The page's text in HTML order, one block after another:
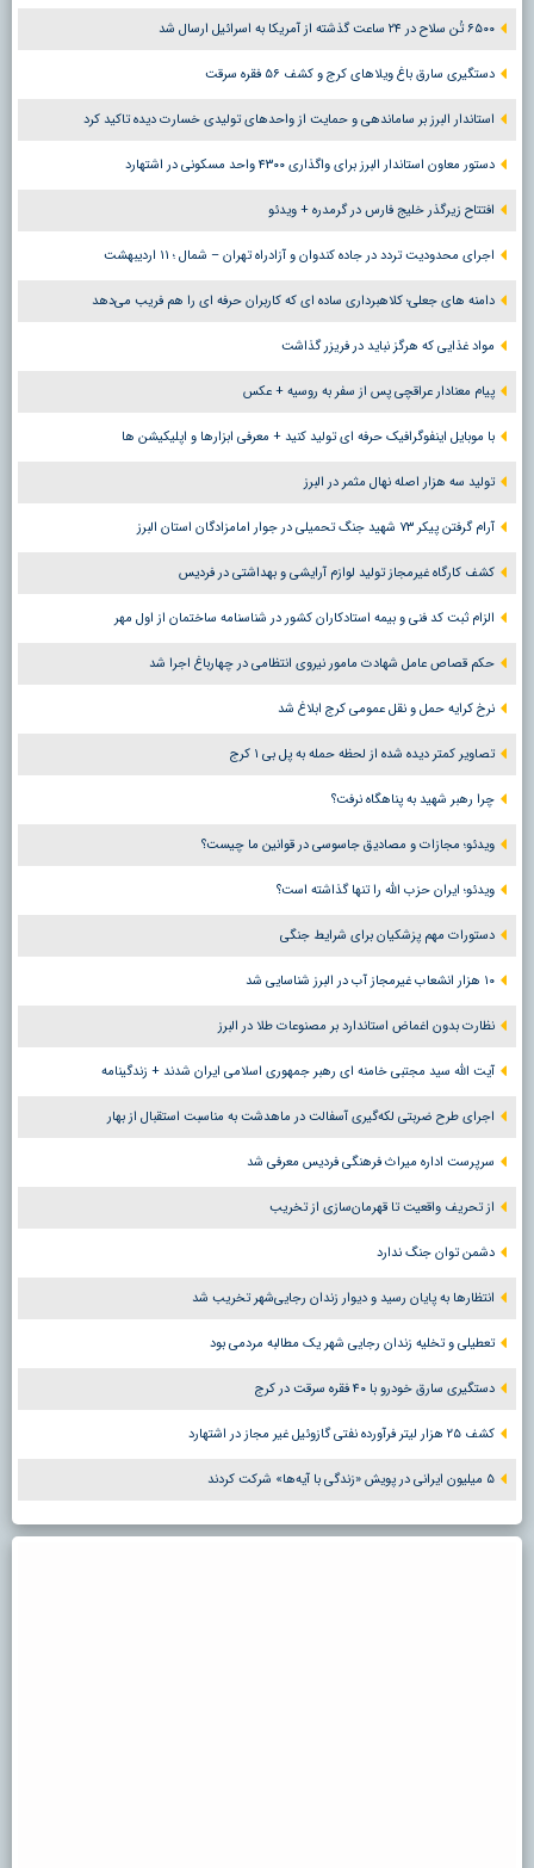
۶۵۰۰ تُن سلاح در ۲۴ ساعت گذشته از آمریکا به اسرائیل ارسال شد
دستگیری سارق باغ ویلاهای کرج و کشف ۵۶ فقره سرقت
استاندار البرز بر ساماندهی و حمایت از واحدهای تولیدی خسارت دیده تاکید کرد
دستور معاون استاندار البرز برای واگذاری ۴۳۰۰ واحد مسکونی در اشتهارد
افتتاح زیرگذر خلیج فارس در گرمدره + ویدئو
اجرای محدودیت تردد در جاده کندوان و آزادراه تهران – شمال ؛ ١١ اردیبهشت
دامنه های جعلی؛ کلاهبرداری ساده ای که کاربران حرفه ای را هم فریب می‌دهد
مواد غذایی که هرگز نباید در فریزر گذاشت
پیام معنادار عراقچی پس از سفر به روسیه + عکس
با موبایل اینفوگرافیک حرفه ای تولید کنید + معرفی ابزارها و اپلیکیشن ها
تولید سه هزار اصله نهال مثمر در البرز
آرام گرفتن پیکر ۷۳ شهید جنگ تحمیلی در جوار امامزادگان استان البرز
کشف کارگاه غیرمجاز تولید لوازم آرایشی و بهداشتی در فردیس
الزام ثبت کد فنی و بیمه استادکاران کشور در شناسنامه ساختمان از اول مهر
حکم قصاص عامل شهادت مامور نیروی انتظامی در چهارباغ اجرا شد
نرخ کرایه حمل و نقل عمومی کرج ابلاغ شد
تصاویر کمتر دیده شده از لحظه حمله به پل بی ۱ کرج
چرا رهبر شهید به پناهگاه نرفت؟
ویدئو؛ مجازات و مصادیق جاسوسی در قوانین ما چیست؟
ویدئو؛ ایران حزب الله را تنها گذاشته است؟
دستورات مهم پزشکیان برای شرایط جنگی
۱۰ هزار انشعاب غیرمجاز آب در البرز شناسایی شد
نظارت بدون اغماض استاندارد بر مصنوعات طلا در البرز
آیت الله سید مجتبی خامنه ای رهبر جمهوری اسلامی ایران شدند + زندگینامه
اجرای طرح ضربتی لکه‌گیری آسفالت در ماهدشت به مناسبت استقبال از بهار
سرپرست اداره میراث فرهنگی فردیس معرفی شد
از تحریف واقعیت تا قهرمان‌سازی از تخریب
دشمن توان جنگ ندارد
انتظارها به پایان رسید و دیوار زندان رجایی‌شهر تخریب شد
تعطیلی و تخلیه زندان رجایی شهر یک مطالبه مردمی بود
دستگیری سارق خودرو با ۴۰ فقره سرقت در کرج
کشف ۲۵ هزار لیتر فرآورده نفتی گازوئیل غیر مجاز در اشتهارد
۵ میلیون ایرانی در پویش «زندگی با آیه‌ها» شرکت کردند